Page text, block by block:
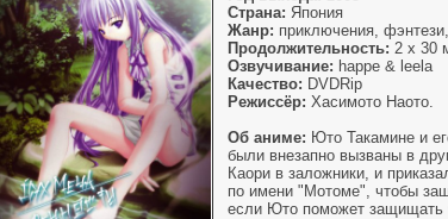
Страна: Япония
Жанр: приключения,
Продолжительность: 2 x 30
Озвучивание: happe & leela
Качество: DVDRip
Режиссёр: Хасимото Наото.
Об аниме: Юто Такамине и
были внезапно вызваны в
Каори в заложники, и
по имени "Мотоме", чтобы
если Юто поможет защищать